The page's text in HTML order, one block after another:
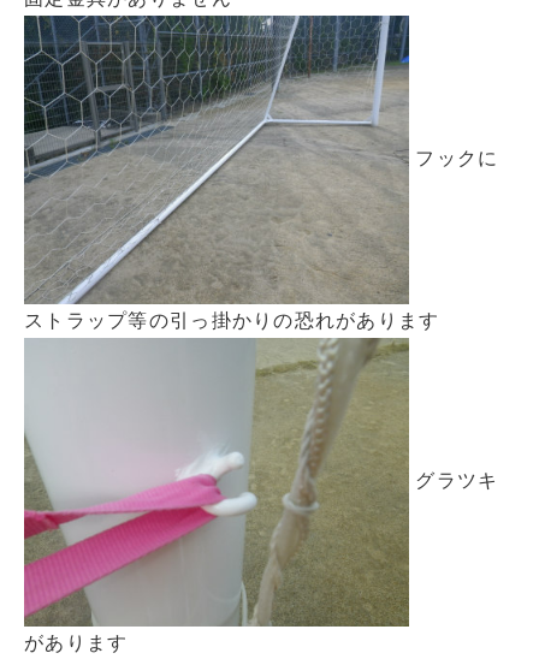
フックに
ストラップ等の引っ掛かりの恐れがあります
グラツキ
があります